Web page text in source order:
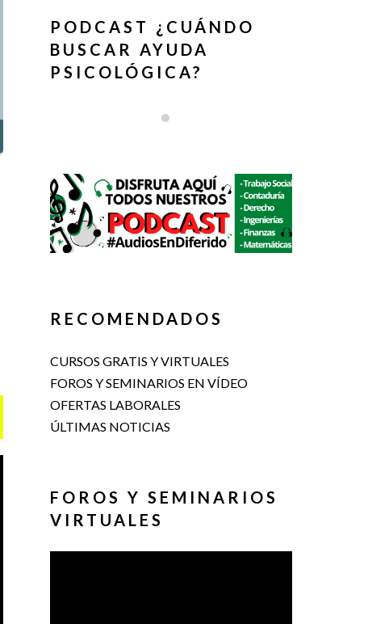
PODCAST ¿CUÁNDO
BUSCAR AYUDA
PSICOLÓGICA?
RECOMENDADOS
CURSOS GRATIS Y VIRTUALES
FOROS Y SEMINARIOS EN VÍDEO
OFERTAS LABORALES
ÚLTIMAS NOTICIAS
FOROS Y SEMINARIOS
VIRTUALES